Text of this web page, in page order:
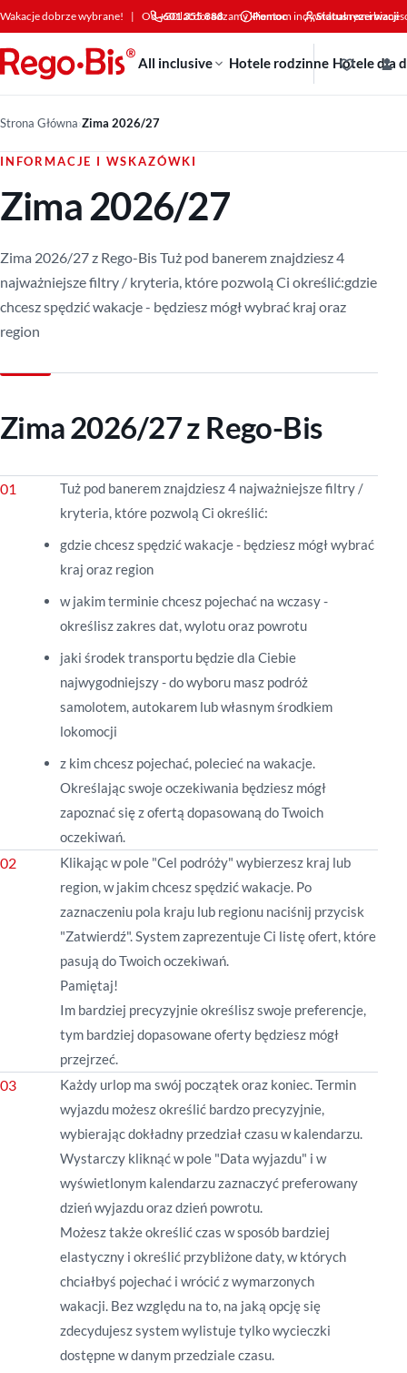
Przejdź do treści
Wakacje dobrze wybrane! | Od +30 lat doradzamy klientom indywidualnym i
601 355 888 Pomoc Status rezerwacji
All inclusive Hotele rodzinne Hotele dla
Strona Główna›Zima 2026/27
INFORMACJE I WSKAZÓWKI
Zima 2026/27
Zima 2026/27 z Rego-Bis Tuż pod banerem znajdziesz 4
najważniejsze filtry / kryteria, które pozwolą Ci określić:gdzie
chcesz spędzić wakacje - będziesz mógł wybrać kraj oraz
region
Zima 2026/27 z Rego-Bis
Tuż pod banerem znajdziesz 4 najważniejsze filtry /
kryteria, które pozwolą Ci określić:
gdzie chcesz spędzić wakacje - będziesz mógł wybrać
kraj oraz region
w jakim terminie chcesz pojechać na wczasy -
określisz zakres dat, wylotu oraz powrotu
jaki środek transportu będzie dla Ciebie
najwygodniejszy - do wyboru masz podróż
samolotem, autokarem lub własnym środkiem
lokomocji
z kim chcesz pojechać, polecieć na wakacje.
Określając swoje oczekiwania będziesz mógł
zapoznać się z ofertą dopasowaną do Twoich
oczekiwań.
Klikając w pole "Cel podróży" wybierzesz kraj lub
region, w jakim chcesz spędzić wakacje. Po
zaznaczeniu pola kraju lub regionu naciśnij przycisk
"Zatwierdź". System zaprezentuje Ci listę ofert, które
pasują do Twoich oczekiwań.
Pamiętaj!
Im bardziej precyzyjnie określisz swoje preferencje,
tym bardziej dopasowane oferty będziesz mógł
przejrzeć.
Każdy urlop ma swój początek oraz koniec. Termin
wyjazdu możesz określić bardzo precyzyjnie,
wybierając dokładny przedział czasu w kalendarzu.
Wystarczy kliknąć w pole "Data wyjazdu" i w
wyświetlonym kalendarzu zaznaczyć preferowany
dzień wyjazdu oraz dzień powrotu.
Możesz także określić czas w sposób bardziej
elastyczny i określić przybliżone daty, w których
chciałbyś pojechać i wrócić z wymarzonych
wakacji. Bez względu na to, na jaką opcję się
zdecydujesz system wylistuje tylko wycieczki
dostępne w danym przedziale czasu.